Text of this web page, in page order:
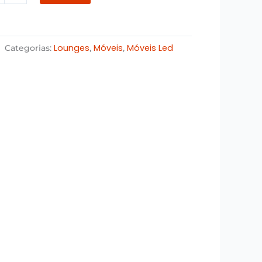
Categorias: Lounges, Móveis, Móveis Led